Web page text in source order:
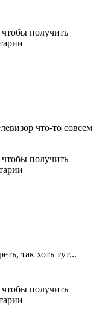
чтобы получить
что-то совсем
чтобы получить
так хоть тут...
чтобы получить